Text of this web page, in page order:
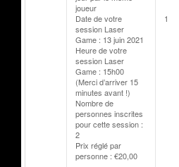
joueur
Date de votre
session Laser
Game : 13 juin 2021
Heure de votre
session Laser
Game : 15h00
(Merci d’arriver 15
minutes avant !)
Nombre de
personnes inscrites
pour cette session :
2
Prix réglé par
personne : €20,00
1